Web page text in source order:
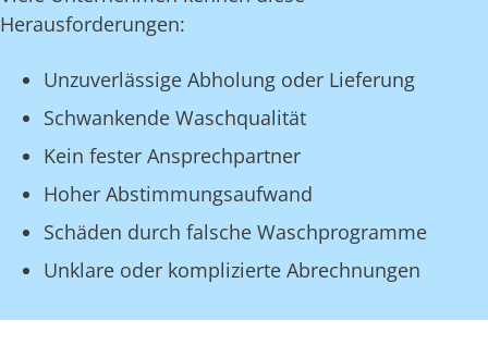
Herausforderungen:
Unzuverlässige Abholung oder Lieferung
Schwankende Waschqualität
Kein fester Ansprechpartner
Hoher Abstimmungsaufwand
Schäden durch falsche Waschprogramme
Unklare oder komplizierte Abrechnungen